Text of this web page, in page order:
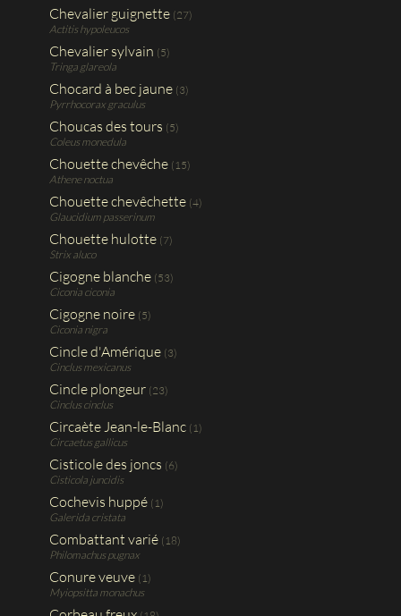
Chevalier guignette (27)
Actitis hypoleucos
Chevalier sylvain (5)
Tringa glareola
Chocard à bec jaune (3)
Pyrrhocorax graculus
Choucas des tours (5)
Coleus monedula
Chouette chevêche (15)
Athene noctua
Chouette chevêchette (4)
Glaucidium passerinum
Chouette hulotte (7)
Strix aluco
Cigogne blanche (53)
Ciconia ciconia
Cigogne noire (5)
Ciconia nigra
Cincle d'Amérique (3)
Cinclus mexicanus
Cincle plongeur (23)
Cinclus cinclus
Circaète Jean-le-Blanc (1)
Circaetus gallicus
Cisticole des joncs (6)
Cisticola juncidis
Cochevis huppé (1)
Galerida cristata
Combattant varié (18)
Philomachus pugnax
Conure veuve (1)
Myiopsitta monachus